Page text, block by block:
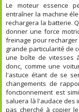
Le moteur essence
entraîner la machine
rechargera la batterie.
donner une force
freinage pour recharger
grande particularité de
une boîte de vitesses
donc, comme une
l'astuce étant de se
changements de
fonctionnement est
saluera là l'audace des
pas cherché à copier